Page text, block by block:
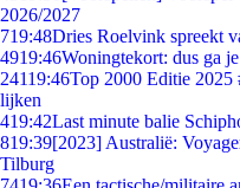
2026/2027
719:48Dries Roelvink spreekt
4919:46Woningtekort: dus ga
24119:46Top 2000 Editie
lijken
419:42Last minute balie
819:39[2023] Australië:
Tilburg